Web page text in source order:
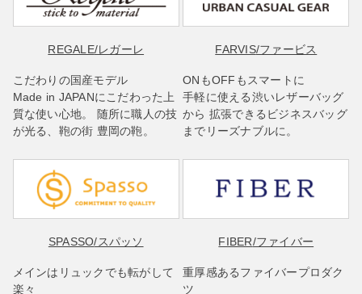
REGALE/レガーレ
こだわりの国産モデル
Made in JAPANにこだわった上
質な使い心地。 随所に職人の技
が光る、鞄の街 豊岡の鞄。
FARVIS/ファービス
ONもOFFもスマートに
手軽に使える渋いレザーバッグ
から 拡張できるビジネスバッグ
までリーズナブルに。
SPASSO/スパッソ
メインはリュックでも転がして
楽々
FIBER/ファイバー
重厚感あるファイバープロダク
ツ